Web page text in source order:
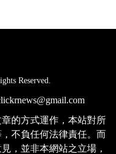
Reserved.
的方式運作，本站對所
不負任何法律責任。而
，並非本網站之立場，